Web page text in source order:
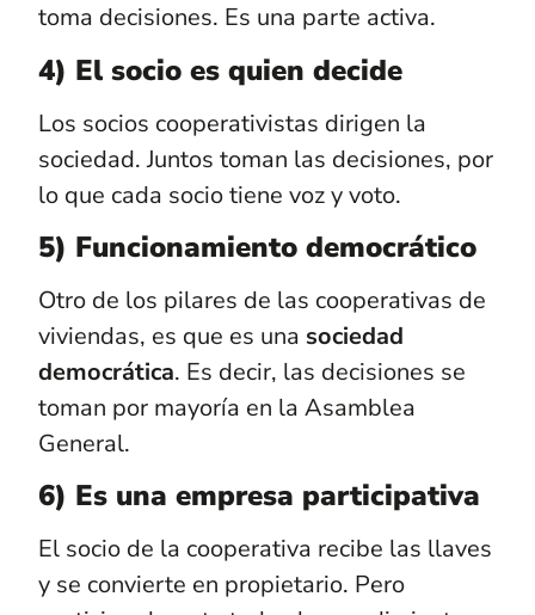
toma decisiones. Es una parte activa.
4) El socio es quien decide
Los socios cooperativistas dirigen la
sociedad. Juntos toman las decisiones, por
lo que cada socio tiene voz y voto.
5) Funcionamiento democrático
Otro de los pilares de las cooperativas de
viviendas, es que es una sociedad
democrática. Es decir, las decisiones se
toman por mayoría en la Asamblea
General.
6) Es una empresa participativa
El socio de la cooperativa recibe las llaves
y se convierte en propietario. Pero